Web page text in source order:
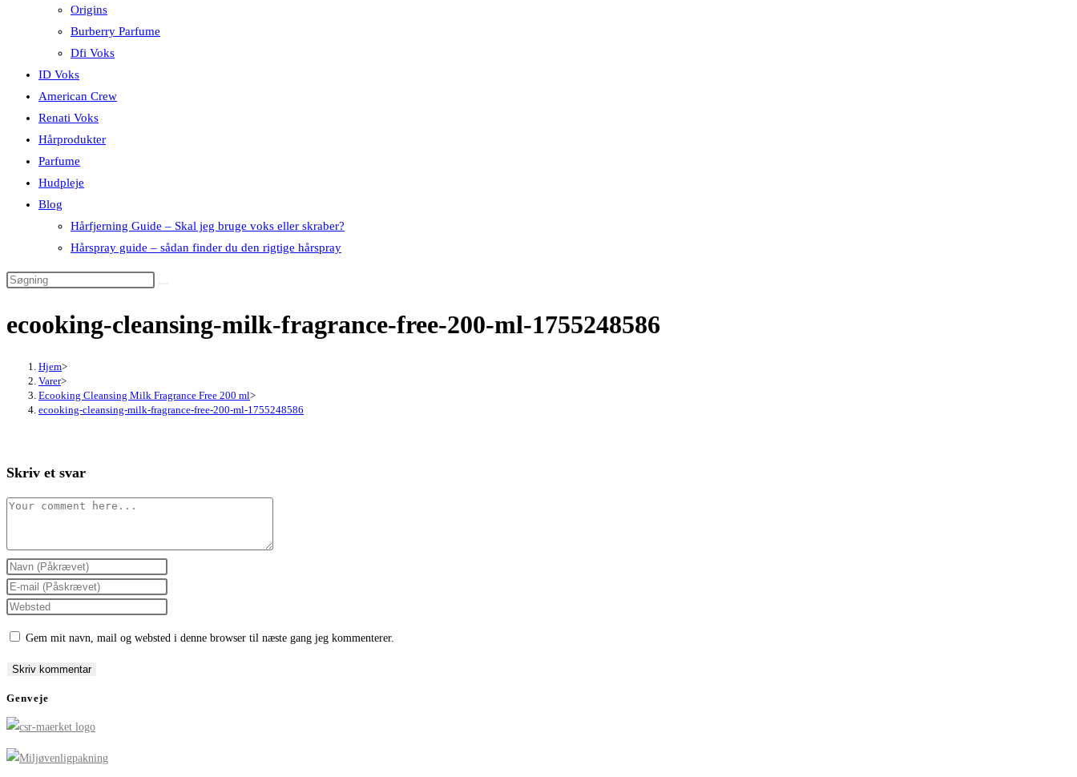
Origins
Burberry Parfume
Dfi Voks
ID Voks
American Crew
Renati Voks
Hårprodukter
Parfume
Hudpleje
Blog
Hårfjerning Guide – Skal jeg bruge voks eller skraber?
Hårspray guide – sådan finder du den rigtige hårspray
ecooking-cleansing-milk-fragrance-free-200-ml-1755248586
Hjem>
Varer>
Ecooking Cleansing Milk Fragrance Free 200 ml>
ecooking-cleansing-milk-fragrance-free-200-ml-1755248586
Skriv et svar
Comment
Enter
your
name
to
Enter
your
to
Enter
URL
Gem mit navn, mail og websted i denne browser til næste gang jeg kommenterer.
Genveje